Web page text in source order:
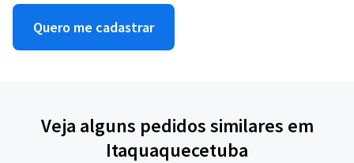
Quero me cadastrar
Veja alguns pedidos similares em
Itaquaquecetuba